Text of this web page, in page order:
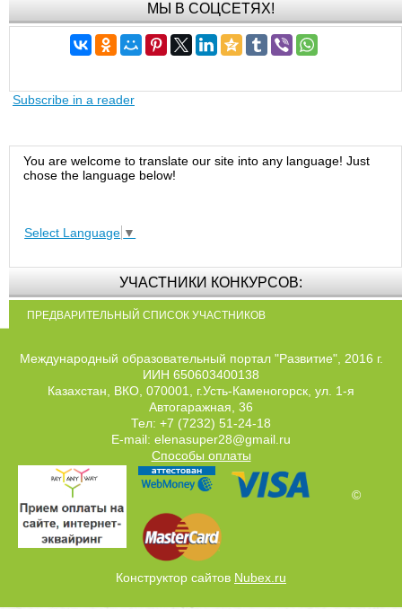
МЫ В СОЦСЕТЯХ!
Subscribe in a reader
You are welcome to translate our site into any language! Just
chose the language below!
Select Language ▼
УЧАСТНИКИ КОНКУРСОВ:
ПРЕДВАРИТЕЛЬНЫЙ СПИСОК УЧАСТНИКОВ
Международный образовательный портал "Развитие", 2016 г.
ИИН 650603400138
Казахстан, ВКО, 070001, г.Усть-Каменогорск, ул. 1-я
Автогаражная, 36
Тел: +7 (7232) 51-24-18
E-mail: elenasuper28@gmail.ru
Способы оплаты
©
Конструктор сайтов Nubex.ru